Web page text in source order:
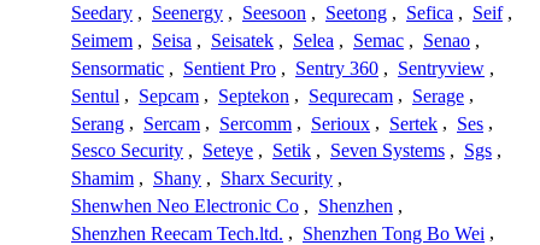
Seedary , Seenergy , Seesoon , Seetong , Sefica , Seif ,
Seimem , Seisa , Seisatek , Selea , Semac , Senao ,
Sensormatic , Sentient Pro , Sentry 360 , Sentryview ,
Sentul , Sepcam , Septekon , Sequrecam , Serage ,
Serang , Sercam , Sercomm , Serioux , Sertek , Ses ,
Sesco Security , Seteye , Setik , Seven Systems , Sgs ,
Shamim , Shany , Sharx Security ,
Shenwhen Neo Electronic Co , Shenzhen ,
Shenzhen Reecam Tech.ltd. , Shenzhen Tong Bo Wei ,